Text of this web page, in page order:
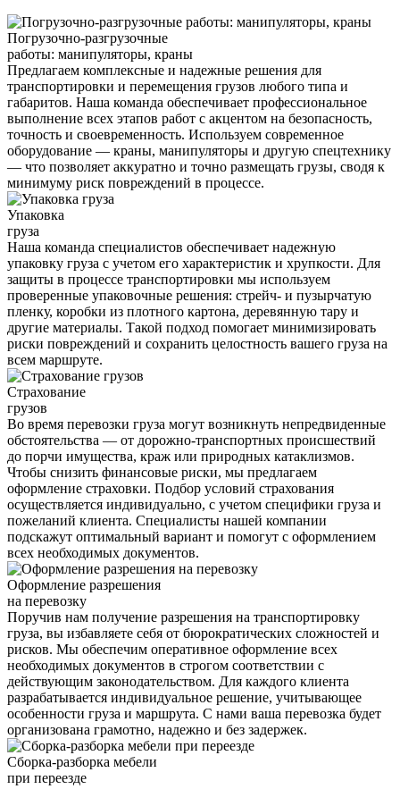
Погрузочно-разгрузочные
работы: манипуляторы, краны
Предлагаем комплексные и надежные решения для
транспортировки и перемещения грузов любого типа и
габаритов. Наша команда обеспечивает профессиональное
выполнение всех этапов работ с акцентом на безопасность,
точность и своевременность. Используем современное
оборудование — краны, манипуляторы и другую спецтехнику
— что позволяет аккуратно и точно размещать грузы, сводя к
минимуму риск повреждений в процессе.
Упаковка
груза
Наша команда специалистов обеспечивает надежную
упаковку груза с учетом его характеристик и хрупкости. Для
защиты в процессе транспортировки мы используем
проверенные упаковочные решения: стрейч- и пузырчатую
пленку, коробки из плотного картона, деревянную тару и
другие материалы. Такой подход помогает минимизировать
риски повреждений и сохранить целостность вашего груза на
всем маршруте.
Страхование
грузов
Во время перевозки груза могут возникнуть непредвиденные
обстоятельства — от дорожно-транспортных происшествий
до порчи имущества, краж или природных катаклизмов.
Чтобы снизить финансовые риски, мы предлагаем
оформление страховки. Подбор условий страхования
осуществляется индивидуально, с учетом специфики груза и
пожеланий клиента. Специалисты нашей компании
подскажут оптимальный вариант и помогут с оформлением
всех необходимых документов.
Оформление разрешения
на перевозку
Поручив нам получение разрешения на транспортировку
груза, вы избавляете себя от бюрократических сложностей и
рисков. Мы обеспечим оперативное оформление всех
необходимых документов в строгом соответствии с
действующим законодательством. Для каждого клиента
разрабатывается индивидуальное решение, учитывающее
особенности груза и маршрута. С нами ваша перевозка будет
организована грамотно, надежно и без задержек.
Сборка-разборка мебели
при переезде